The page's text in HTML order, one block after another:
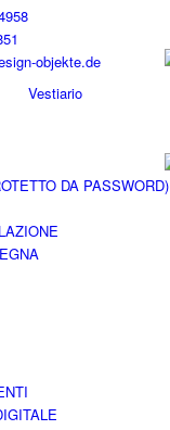
Vestiario
objekte.de
DA PASSWORD)